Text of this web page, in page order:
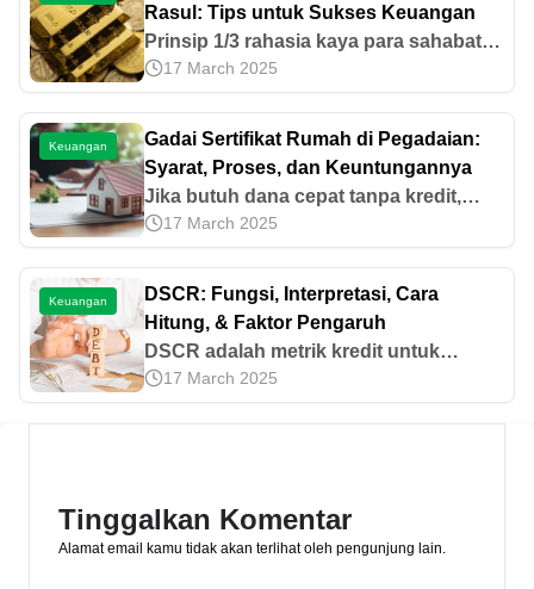
Rasul: Tips untuk Sukses Keuangan
Prinsip 1/3 rahasia kaya para sahabat
Rasul rahasia kesuksesan keuangan
yang diterapkan sahabat Nabi. Pelajari
bagaimana mengaplikasikan prinsip ini.
17 March 2025
Keuangan
Gadai Sertifikat Rumah di Pegadaian:
Syarat, Proses, dan Keuntungannya
Jika butuh dana cepat tanpa kredit,
gadai sertifikat rumah bisa menjadi
pilihan. Catat syarat gadai sertifikat
rumah di Pegadaian dan caranya di
sini!
17 March 2025
Keuangan
DSCR: Fungsi, Interpretasi, Cara
Hitung, & Faktor Pengaruh
DSCR adalah metrik kredit untuk
mengukur kemampuan arus kas suatu
entitas untuk menutup kewajiban
17 March 2025
Tinggalkan Komentar
Alamat email kamu tidak akan terlihat oleh pengunjung lain.